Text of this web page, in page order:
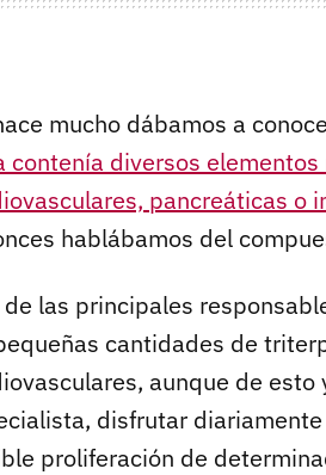
mucho dábamos a
contenía diversos
pancreáticas o
hablábamos del
de las principales
cantidades de
aunque de esto
disfrutar
proliferación de